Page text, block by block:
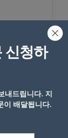
신청하
내드립니다. 지
이 배달됩니다.